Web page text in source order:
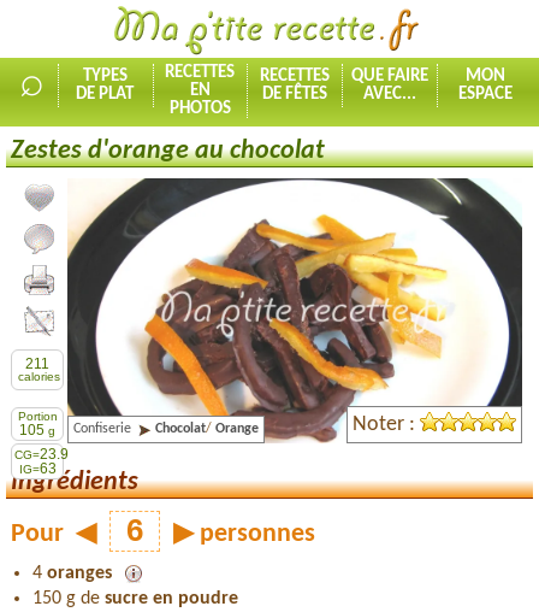
⌕
TYPES
DE PLAT
RECETTES
EN
PHOTOS
RECETTES
DE FÊTES
QUE FAIRE
AVEC...
MON
ESPACE
Zestes d'orange au chocolat
Ajouter la recette à mes favorites
Commenter, noter la recette
Imprimer la recette
Partager cette recette
211
calories
Portion
105 g
CG=23.9
IG=63
Confiserie Chocolat/ Orange Noter :
Ingrédients
Pour ◀ ▶ personnes
4 oranges
150 g de sucre en poudre